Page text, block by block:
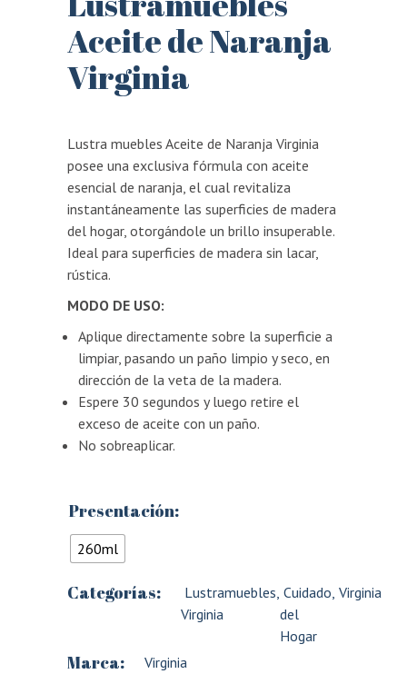
Aceite de Naranja
Virginia
Lustra muebles Aceite de Naranja Virginia
posee una exclusiva fórmula con aceite
esencial de naranja, el cual revitaliza
instantáneamente las superficies de madera
del hogar, otorgándole un brillo insuperable.
Ideal para superficies de madera sin lacar,
rústica.
MODO DE USO:
Aplique directamente sobre la superficie a
limpiar, pasando un paño limpio y seco, en
dirección de la veta de la madera.
Espere 30 segundos y luego retire el
exceso de aceite con un paño.
No sobreaplicar.
Presentación:
260ml
Categorías:
Lustramuebles
Virginia
, Cuidado
del
Hogar
, Virginia
Marca: Virginia